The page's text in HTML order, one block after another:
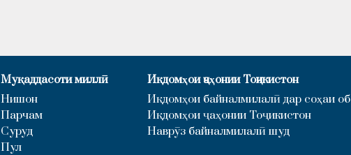
Муқаддасоти миллӣ
Нишон
Парчам
Суруд
Пул
Иқдомҳои ҷаҳонии Тоҷикистон
Иқдомҳои байналмилалӣ дар соҳаи об
Иқдомҳои ҷаҳонии Тоҷикистон
Наврӯз байналмилалӣ шуд